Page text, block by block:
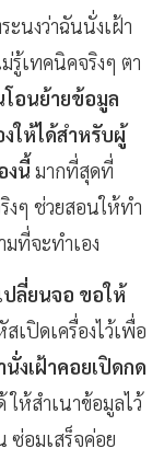
นงว่าฉันนั่งเฝ้า
รู้เทคนิคจริงๆ ตา
โอนย้ายข้อมูล
งให้ได้สำหรับผู้
งนี้ มากที่สุดที่
ๆ ช่วยสอนให้ทำ
มที่จะทำเอง
ปลี่ยนจอ ขอให้
สเปิดเครื่องไว้เพื่อ
นั่งเฝ้าคอยเปิดกด
ให้สำเนาข้อมูลไว้
ซ่อมเสร็จค่อย